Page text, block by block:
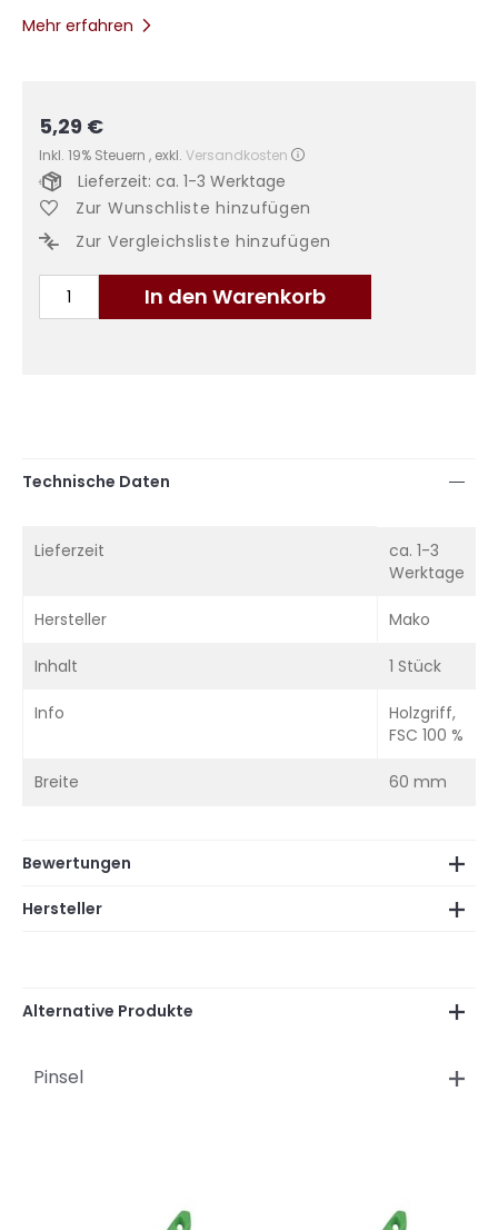
Mehr erfahren
5,29 €
Inkl. 19% Steuern , exkl. Versandkosten
In den Warenkorb
Lieferzeit: ca. 1-3 Werktage
Zur Wunschliste hinzufügen
Zur Vergleichsliste hinzufügen
Technische Daten
Informationen
Lieferzeit
ca. 1-3
Werktage
Hersteller Mako
Inhalt 1 Stück
Info
Holzgriff,
FSC 100 %
Breite 60 mm
Bewertungen
Hersteller
Alternative Produkte
Pinsel